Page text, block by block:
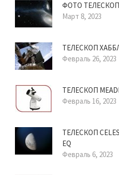
ФОТО
Март 8, 2023
ТЕЛЕСКОП
Февраль 26, 2023
ТЕЛЕСКОП
Февраль 16, 2023
ТЕЛЕСКОП
EQ
Февраль 6, 2023